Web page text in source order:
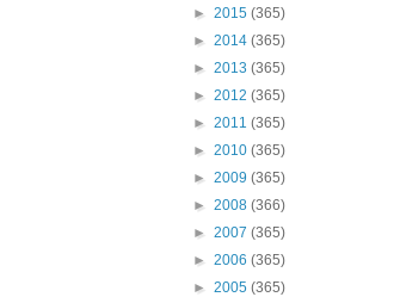
► 2015 (365)
► 2014 (365)
► 2013 (365)
► 2012 (365)
► 2011 (365)
► 2010 (365)
► 2009 (365)
► 2008 (366)
► 2007 (365)
► 2006 (365)
► 2005 (365)